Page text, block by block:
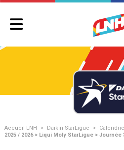
Accueil LNH > Daikin StarLigue >
2025 / 2026 > Liqui Moly StarLigue >